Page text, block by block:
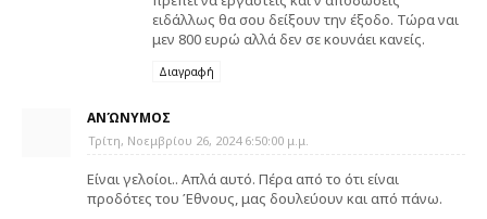
ειδάλλως θα σου δείξουν την έξοδο. Τώρα ναι
μεν 800 ευρώ αλλά δεν σε κουνάει κανείς.
Διαγραφή
ΑΝΏΝΥΜΟΣ
Τρίτη, Νοεμβρίου 26, 2024 6:50:00 μ.μ.
Είναι γελοίοι.. Απλά αυτό. Πέρα από το ότι είναι
προδότες του Έθνους, μας δουλεύουν και από πάνω.